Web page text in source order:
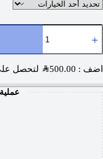
اضف : SAR500.00 لتحصل